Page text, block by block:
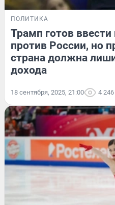
ПОЛИТИКА
Трамп готов
против России, но
страна должна
дохода
18 сентября, 2025, 21:00 4 246